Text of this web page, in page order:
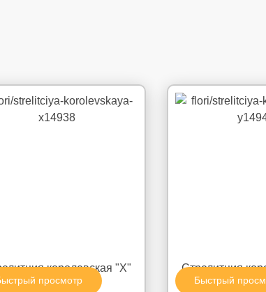
просмотр
королевская "X"
Быстрый
Стрелитция